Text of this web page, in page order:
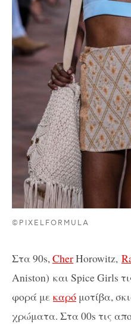
©PIXELFORMULA
Στα 90s,CherHorowitz,
Aniston) και Spice Girls
φορά με καρό μοτίβα,
χρώματα. Στα 00s τις